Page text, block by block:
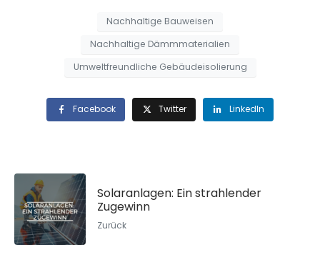
Nachhaltige Bauweisen
Nachhaltige Dämmmaterialien
Umweltfreundliche Gebäudeisolierung
Facebook Twitter LinkedIn
Solaranlagen: Ein strahlender
Zugewinn
Zurück